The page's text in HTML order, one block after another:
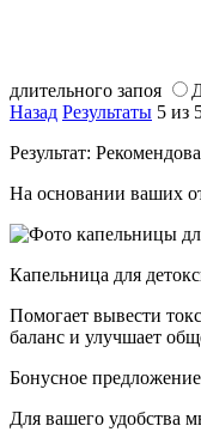
длительного запоя
Назад Результаты 5 из
Результат:
На основании ваших
Капельница для
Помогает вывести
баланс и улучшает
Бонусное предложение
Для вашего удобства